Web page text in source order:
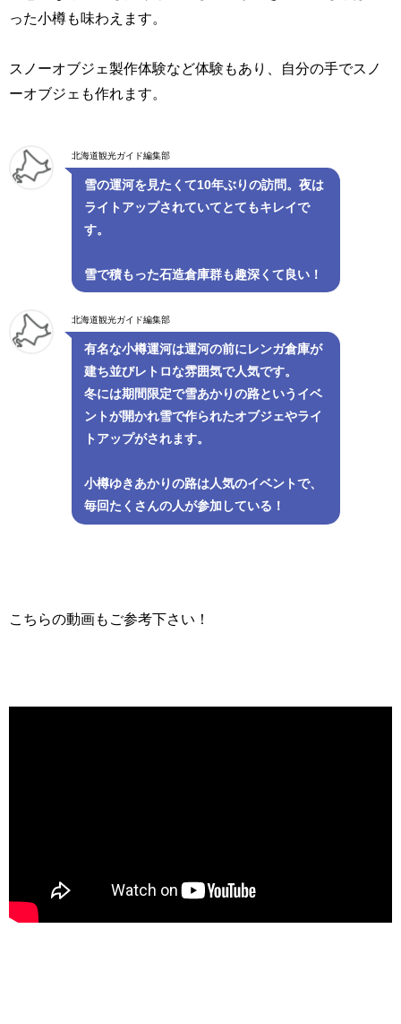
った小樽も味わえます。
スノーオブジェ製作体験など体験もあり、自分の手でスノ
ーオブジェも作れます。
北海道観光ガイド編集部
雪の運河を見たくて10年ぶりの訪問。夜は
ライトアップされていてとてもキレイで
す。
雪で積もった石造倉庫群も趣深くて良い！
北海道観光ガイド編集部
有名な小樽運河は運河の前にレンガ倉庫が
建ち並びレトロな雰囲気で人気です。
冬には期間限定で雪あかりの路というイベ
ントが開かれ雪で作られたオブジェやライ
トアップがされます。
小樽ゆきあかりの路は人気のイベントで、
毎回たくさんの人が参加している！
こちらの動画もご参考下さい！